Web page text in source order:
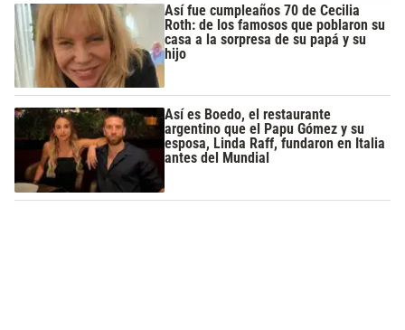
Así fue cumpleaños 70 de Cecilia
Roth: de los famosos que poblaron su
casa a la sorpresa de su papá y su
hijo
Así es Boedo, el restaurante
argentino que el Papu Gómez y su
esposa, Linda Raff, fundaron en Italia
antes del Mundial